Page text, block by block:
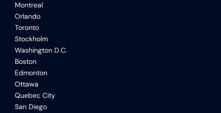
Montreal
Orlando
Toronto
Stockholm
Washington D.C.
Boston
Edmonton
Ottawa
Quebec City
San Diego